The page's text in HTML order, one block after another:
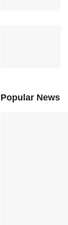
Popular News